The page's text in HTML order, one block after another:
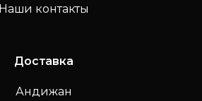
Наши контакты
Доставка
Андижан